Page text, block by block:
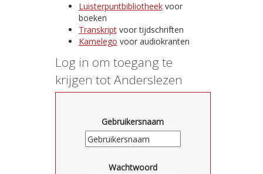
Luisterpuntbibliotheekvoor
boeken
Transkriptvoor tijdschriften
Kamelego voor audiokranten
Log in om toegang te
krijgen tot Anderslezen
Gebruikersnaam
Wachtwoord